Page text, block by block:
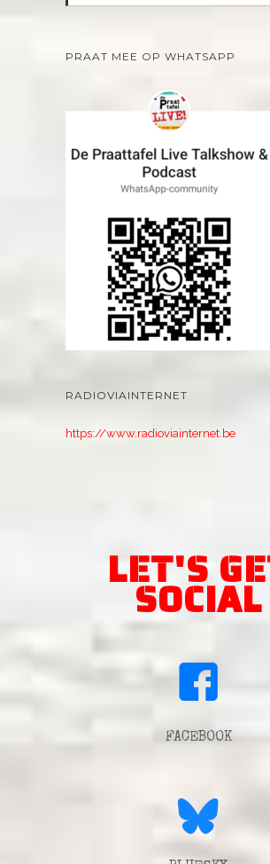
PRAAT MEE OP WHATSAPP
RADIOVIAINTERNET
https://www.radioviainternet.be
LET'S
SOCIAL
FACEBOOK